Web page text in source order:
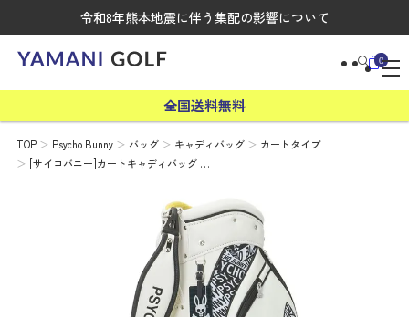
令和8年熊本地震に伴う集配の影響について
0
全国送料無料
TOP Psycho Bunny バッグ キャディバッグ
カートタイプ
[サイコバニー]カートキャディバッグ …